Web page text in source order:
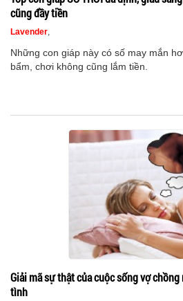
cũng đầy tiền
Lavender,
Những con giáp này có số may mắn
bẩm, chơi không cũng lắm tiền.
Giải mã sự thật của cuộc sống vợ
tình